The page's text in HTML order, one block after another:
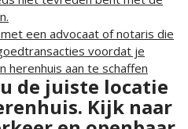
een advocaat of notaris die
voordat je
​​herenhuis aan te schaffen
de juiste locatie
Kijk naar